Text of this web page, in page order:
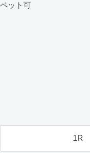
ペット可
1R